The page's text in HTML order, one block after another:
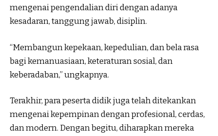
mengenai pengendalian diri dengan adanya
kesadaran, tanggung jawab, disiplin.
“Membangun kepekaan, kepedulian, dan bela rasa
bagi kemanuasiaan, keteraturan sosial, dan
keberadaban,” ungkapnya.
Terakhir, para peserta didik juga telah ditekankan
mengenai kepempinan dengan profesional, cerdas,
dan modern. Dengan begitu, diharapkan mereka